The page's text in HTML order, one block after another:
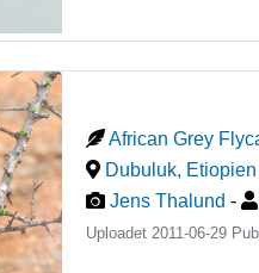
African Grey
Dubuluk, Etiopien
Jens Thalund -
Uploadet 2011-06-29